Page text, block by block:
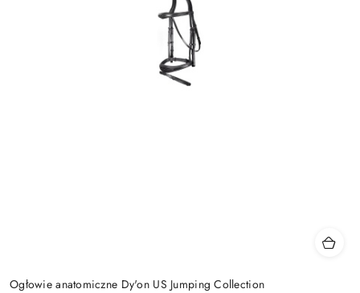
Ogłowie anatomiczne Dy'on US Jumping Collection